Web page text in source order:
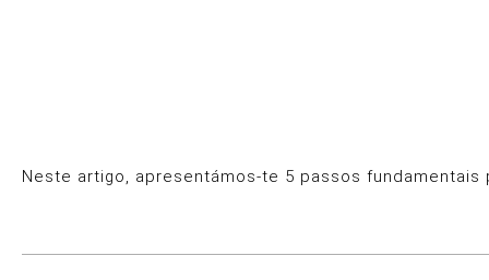
Neste artigo, apresentámos-te 5 passos